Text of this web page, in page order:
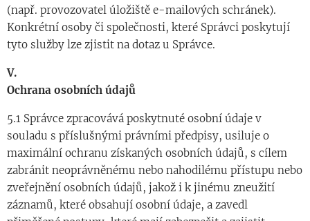
(např. provozovatel úložiště e-mailových schránek).
Konkrétní osoby či společnosti, které Správci poskytují
tyto služby lze zjistit na dotaz u Správce.
V.
Ochrana osobních údajů
5.1 Správce zpracovává poskytnuté osobní údaje v
souladu s příslušnými právními předpisy, usiluje o
maximální ochranu získaných osobních údajů, s cílem
zabránit neoprávněnému nebo nahodilému přístupu nebo
zveřejnění osobních údajů, jakož i k jinému zneužití
záznamů, které obsahují osobní údaje, a zavedl